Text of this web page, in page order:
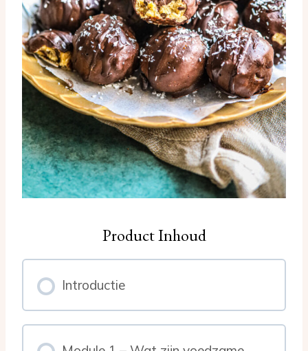
Product Inhoud
Introductie